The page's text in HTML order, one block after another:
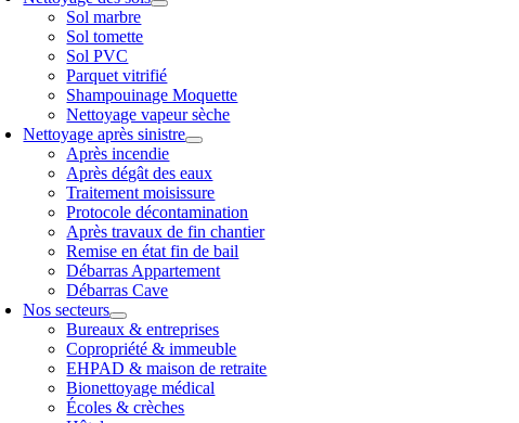
Sol marbre
Sol tomette
Sol PVC
Parquet vitrifié
Shampouinage Moquette
Nettoyage vapeur sèche
Nettoyage après sinistre
Après incendie
Après dégât des eaux
Traitement moisissure
Protocole décontamination
Après travaux de fin chantier
Remise en état fin de bail
Débarras Appartement
Débarras Cave
Nos secteurs
Bureaux & entreprises
Copropriété & immeuble
EHPAD & maison de retraite
Bionettoyage médical
Écoles & crèches